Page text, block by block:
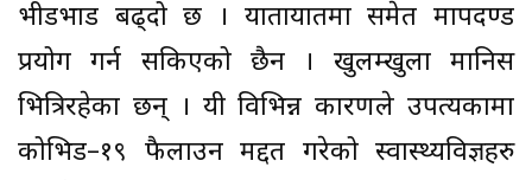
भीडभाड बढ्दो छ । यातायातमा समेत मापदण्ड
प्रयोग गर्न सकिएको छैन । खुलम्खुला मानिस
भित्रिरहेका छन् । यी विभिन्न कारणले उपत्यकामा
कोभिड–१९ फैलाउन मद्दत गरेको स्वास्थ्यविज्ञहरु